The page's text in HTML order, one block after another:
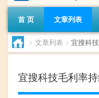
首 页 文章列表
> 文章列表 > 宜搜科
宜搜科技毛利率